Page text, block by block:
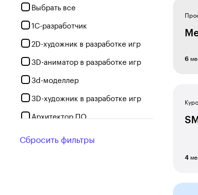
Выбрать все
1С-разработчик
2D-художник в разработке игр
3D-аниматор в разработке игр
3d-моделлер
3D-художник в разработке игр
Архитектор ПО
Бизнес-аналитик
Сбросить фильтры
6
Курс
4